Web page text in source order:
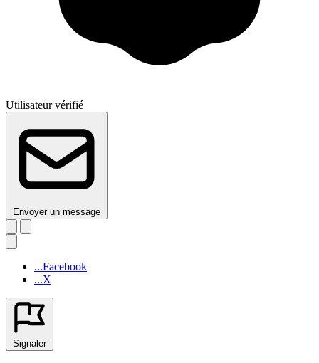
Utilisateur vérifié
Envoyer un message
...Facebook
...X
Signaler